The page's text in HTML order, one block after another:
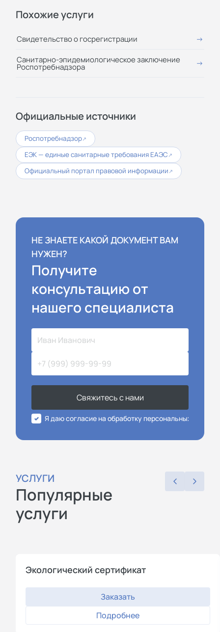
Похожие услуги
Свидетельство о госрегистрации
Санитарно-эпидемиологическое заключение
Роспотребнадзора
Официальные источники
Роспотребнадзор↗
ЕЭК — единые санитарные требования ЕАЭС ↗
Официальный портал правовой информации ↗
НЕ ЗНАЕТЕ КАКОЙ ДОКУМЕНТ ВАМ
НУЖЕН?
Получите
консультацию от
нашего специалиста
Свяжитесь с нами
Я даю согласие на обработку персональных
УСЛУГИ
Популярные
услуги
Экологический сертификат
Заказать
Подробнее